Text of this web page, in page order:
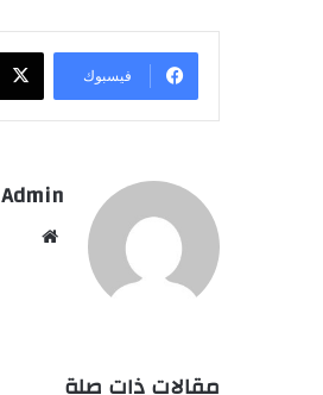
فيسبوك
Admin